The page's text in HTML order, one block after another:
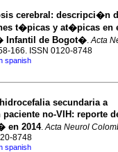
cerebral: descripci�n
t�picas y at�picas en
Infantil de Bogot�.Acta
166. ISSN 0120-8748
spanish
secundaria a
no-VIH: reporte
en 2014.Acta Neurol
8748
spanish